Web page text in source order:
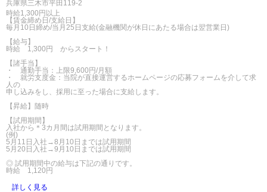
兵庫県三木市平田119-2
時給1,300円以上
【賃金締め日/支給日】
毎月10日締め/当月25日支給(金融機関が休日にあたる場合は翌営業日)
【給与】
時給 1,300円 からスタート！
【諸手当】
・ 通勤手当：上限9,600円/月額
・ 就労支度金：当院が直接運営するホームページの応募フォームを介して求
人の
申し込みをし、採用に至った場合に支給します。
【昇給】随時
【試用期間】
入社から＊3カ月間は試用期間となります。
(例)
5月11日入社→8月10日までは試用期間
5月20日入社→9月10日までは試用期間
◎ 試用期間中の給与は下記の通りです。
時給 1,120円
詳しく見る